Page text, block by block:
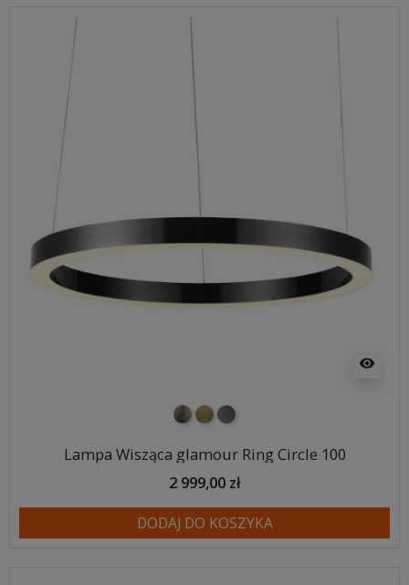
visibility
nikiel szczotkowany
mosiądz szczotkowany
tytan szczotkowany
Lampa Wisząca glamour Ring Circle 100
2 999,00 zł
DODAJ DO KOSZYKA